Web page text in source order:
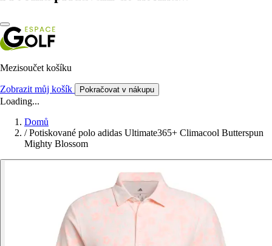
Mezisoučet košíku
Zobrazit můj košík Pokračovat v nákupu
Loading...
Domů
/ Potiskované polo adidas Ultimate365+ Climacool Butterspun
Mighty Blossom